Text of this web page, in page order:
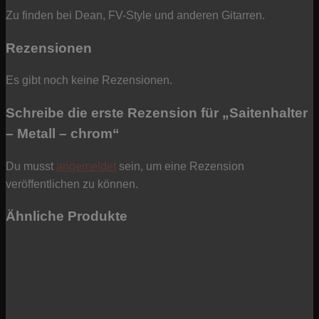
Zu finden bei Dean, FV-Style und anderen Gitarren.
Rezensionen
Es gibt noch keine Rezensionen.
Schreibe die erste Rezension für „Saitenhalter
– Metall – chrom“
Du musst angemeldet sein, um eine Rezension
veröffentlichen zu können.
Ähnliche Produkte